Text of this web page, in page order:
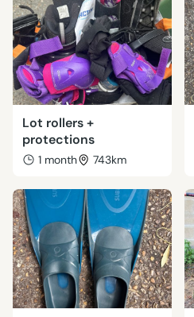
Lot rollers +
protections
1 month 743km